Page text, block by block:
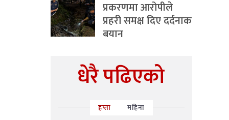
प्रकरणमा आरोपीले
प्रहरी समक्ष दिए दर्दनाक
बयान
धेरै पढिएको
हप्ता महिना